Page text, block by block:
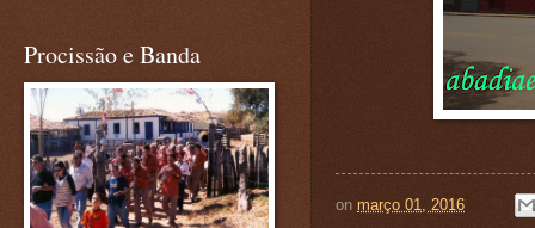
on março 01, 2016
Procissão e Banda